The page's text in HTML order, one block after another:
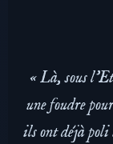
« Là, sous
une foudre
ils ont déjà poli